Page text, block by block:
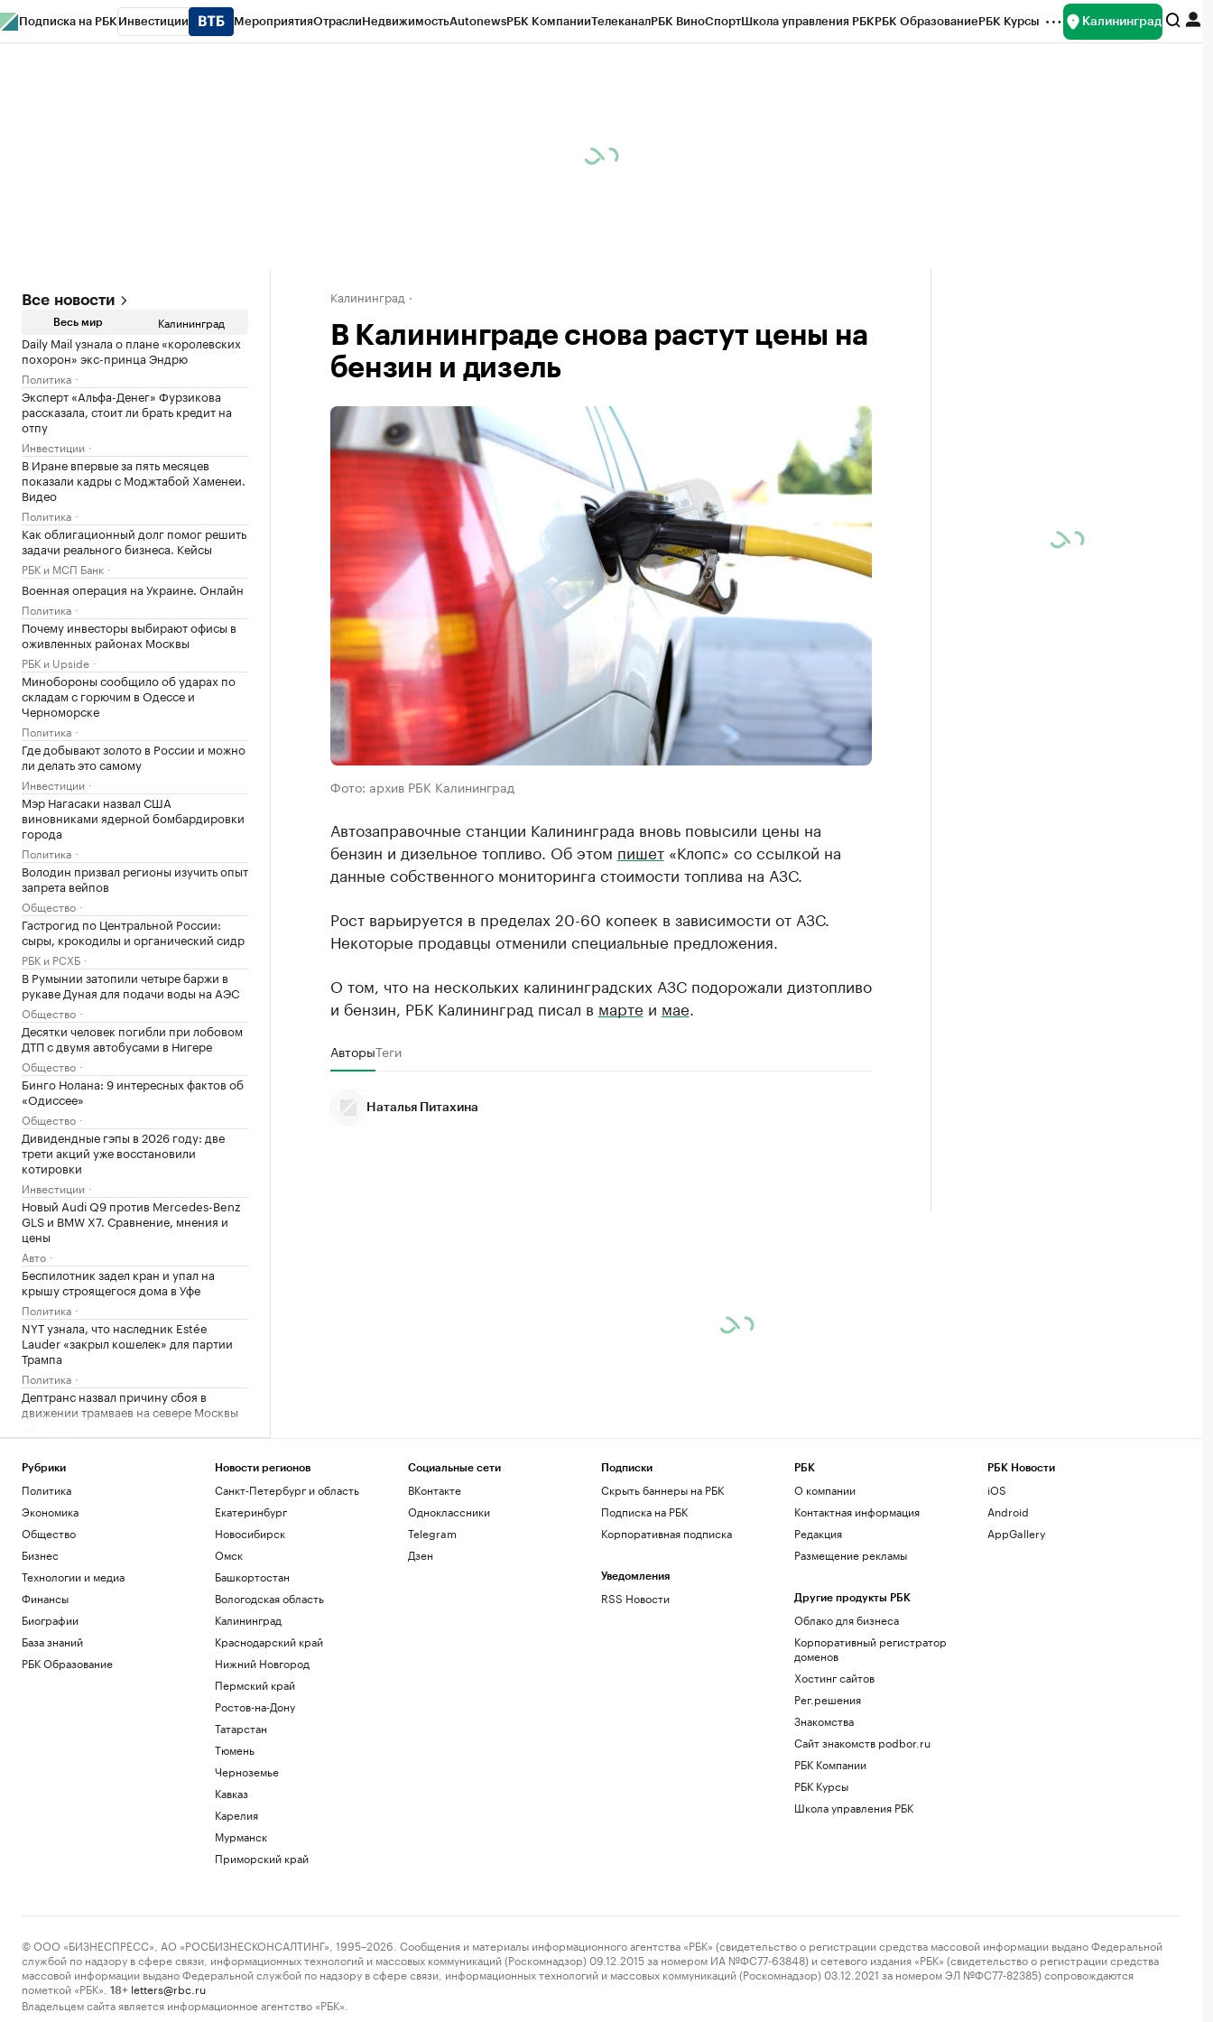
Подписка на РБК Инвестиции МероприятияОтраслиНедвижимостьAutonewsРБК КомпанииТелеканалРБК ВиноСпортШкола управления РБКРБК ОбразованиеРБК Курсы Калининград
Все новости
Весь мир Калининград
Daily Mail узнала о плане «королевских
похорон» экс-принца Эндрю
Политика
Эксперт «Альфа-Денег» Фурзикова
рассказала, стоит ли брать кредит на
отпу
Инвестиции
В Иране впервые за пять месяцев
показали кадры с Моджтабой Хаменеи.
Видео
Политика
Как облигационный долг помог решить
задачи реального бизнеса. Кейсы
РБК и МСП Банк
Военная операция на Украине. Онлайн
Политика
Почему инвесторы выбирают офисы в
оживленных районах Москвы
РБК и Upside
Минобороны сообщило об ударах по
складам с горючим в Одессе и
Черноморске
Политика
Где добывают золото в России и можно
ли делать это самому
Инвестиции
Мэр Нагасаки назвал США
виновниками ядерной бомбардировки
города
Политика
Володин призвал регионы изучить опыт
запрета вейпов
Общество
Гастрогид по Центральной России:
сыры, крокодилы и органический сидр
РБК и РСХБ
В Румынии затопили четыре баржи в
рукаве Дуная для подачи воды на АЭС
Общество
Десятки человек погибли при лобовом
ДТП с двумя автобусами в Нигере
Общество
Бинго Нолана: 9 интересных фактов об
«Одиссее»
Общество
Дивидендные гэпы в 2026 году: две
трети акций уже восстановили
котировки
Инвестиции
Новый Audi Q9 против Mercedes-Benz
GLS и BMW X7. Сравнение, мнения и
цены
Авто
Беспилотник задел кран и упал на
крышу строящегося дома в Уфе
Политика
NYT узнала, что наследник Estée
Lauder «закрыл кошелек» для партии
Трампа
Политика
Дептранс назвал причину сбоя в
движении трамваев на севере Москвы
ракетку мира Соболенко на турнире
Спорт
Калининград
В Калининграде снова растут цены на
бензин и дизель
Фото: архив РБК Калининград
Автозаправочные станции Калининграда вновь повысили цены на
бензин и дизельное топливо. Об этом пишет«Клопс» со ссылкой на
данные собственного мониторинга стоимости топлива на АЗС.
Рост варьируется в пределах 20-60 копеек в зависимости от АЗС.
Некоторые продавцы отменили специальные предложения.
О том, что на нескольких калининградских АЗС подорожали дизтопливо
и бензин, РБК Калининград писал в марте и мае
АвторыТеги
Наталья Питахина
Рубрики
Политика
Экономика
Общество
Бизнес
Технологии и медиа
Финансы
Биографии
База знаний
РБК Образование
Новости регионов
Санкт-Петербург и область
Екатеринбург
Новосибирск
Омск
Башкортостан
Вологодская область
Калининград
Краснодарский край
Нижний Новгород
Пермский край
Ростов-на-Дону
Татарстан
Тюмень
Черноземье
Кавказ
Карелия
Мурманск
Приморский край
Социальные сети
ВКонтакте
Одноклассники
Telegram
Дзен
Подписки
Скрыть баннеры на РБК
Подписка на РБК
Корпоративная подписка
Уведомления
RSS Новости
РБК
О компании
Контактная информация
Редакция
Размещение рекламы
Другие продукты РБК
Облако для бизнеса
Корпоративный регистратор
доменов
Хостинг сайтов
Рег.решения
Знакомства
Сайт знакомств podbor.ru
РБК Компании
РБК Курсы
Школа управления РБК
РБК Новости
iOS
Android
AppGallery
© ООО «БИЗНЕСПРЕСС», АО «РОСБИЗНЕСКОНСАЛТИНГ», 1995–2026. Сообщения и материалы информационного агентства «РБК» (свидетельство о регистрации средства массовой информации выдано Федеральной
службой по надзору в сфере связи, информационных технологий и массовых коммуникаций (Роскомнадзор) 09.12.2015 за номером ИА №ФС77-63848) и сетевого издания «РБК» (свидетельство о регистрации средства
массовой информации выдано Федеральной службой по надзору в сфере связи, информационных технологий и массовых коммуникаций (Роскомнадзор) 03.12.2021 за номером ЭЛ №ФС77-82385) сопровождаются
пометкой «РБК».
18+ letters@rbc.ru
Владельцем сайта является информационное агентство «РБК».